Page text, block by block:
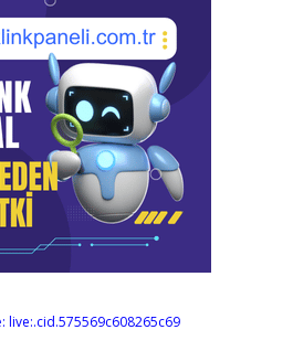
live:.cid.575569c608265c69